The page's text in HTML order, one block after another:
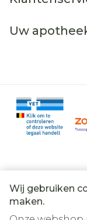
Wij gebruiken
maken.
Uw
Juridische links